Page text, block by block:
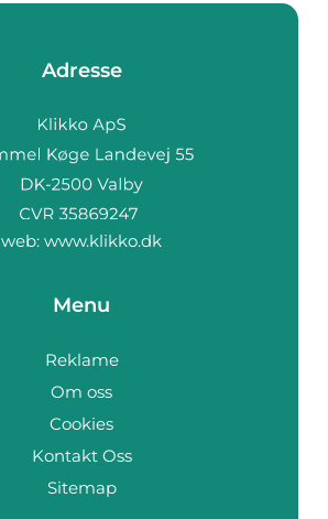
Adresse
web: www.klikko.dk
Menu
Reklame
Om oss
Cookies
Kontakt Oss
Sitemap